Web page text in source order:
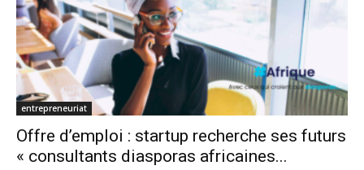
entrepreneuriat
Offre d’emploi : startup recherche ses futurs
« consultants diasporas africaines...